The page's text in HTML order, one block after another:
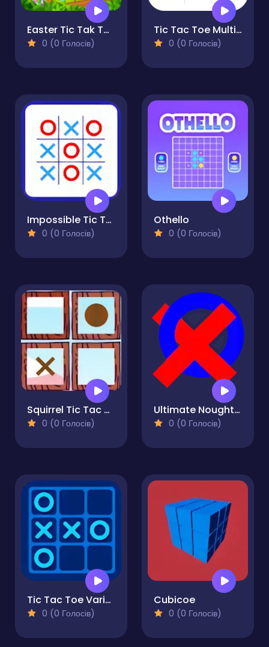
Easter Tic Tak Toe
0 (0 Голосів)
Tic Tac Toe Multiplayer
0 (0 Голосів)
Impossible Tic Tac Toe
0 (0 Голосів)
Othello
0 (0 Голосів)
Squirrel Tic Tac Toe
0 (0 Голосів)
Ultimate Noughts & Crosses
0 (0 Голосів)
Tic Tac Toe Variant
0 (0 Голосів)
Cubicoe
0 (0 Голосів)